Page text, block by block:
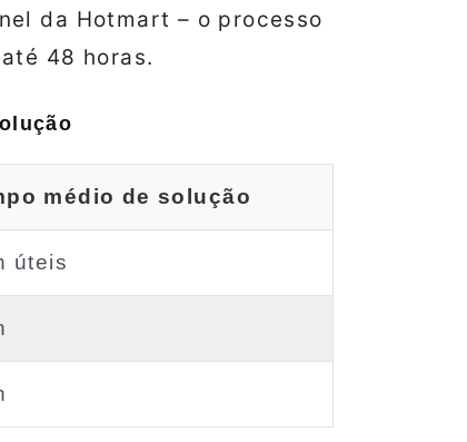
da Hotmart – o processo
48 horas.
médio de solução
úteis